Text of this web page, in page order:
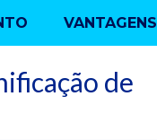
VANTAGENS
de